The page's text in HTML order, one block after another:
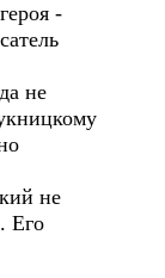
-
не
не
Его